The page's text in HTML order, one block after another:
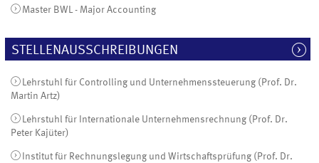
Master BWL - Major Accounting
STELLENAUSSCHREIBUNGEN
Lehrstuhl für Controlling und Unternehmenssteuerung (Prof. Dr.
Martin Artz)
Lehrstuhl für Internationale Unternehmensrechnung (Prof. Dr.
Peter Kajüter)
Institut für Rechnungslegung und Wirtschaftsprüfung (Prof. Dr.